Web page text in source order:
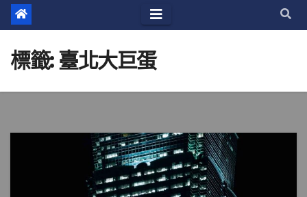
標籤:臺北大巨蛋